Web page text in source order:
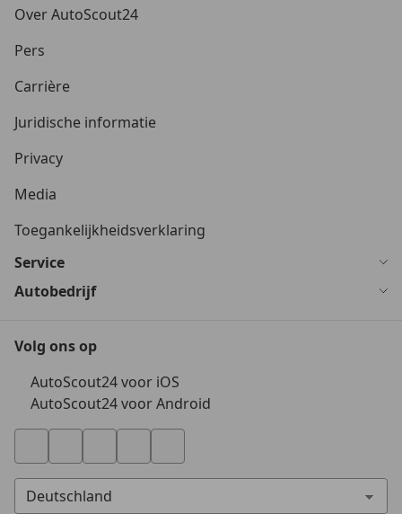
Over AutoScout24
Pers
Carrière
Juridische informatie
Privacy
Media
Toegankelijkheidsverklaring
Service
Autobedrijf
Volg ons op
AutoScout24 voor iOS
AutoScout24 voor Android